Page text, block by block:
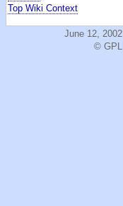
Top Wiki Context
June 12, 2002
© GPL